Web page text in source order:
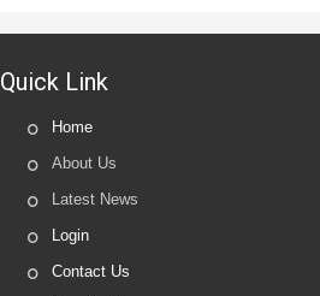
Quick Link
Home
About Us
Latest News
Login
Contact Us